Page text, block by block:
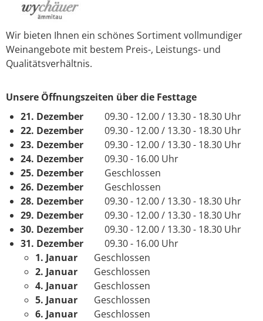
Wir bieten Ihnen ein schönes Sortiment vollmundiger
Weinangebote mit bestem Preis-, Leistungs- und
Qualitätsverhältnis.
Unsere Öffnungszeiten über die Festtage
21. Dezember 09.30 - 12.00 / 13.30 - 18.30 Uhr
22. Dezember 09.30 - 12.00 / 13.30 - 18.30 Uhr
23. Dezember 09.30 - 12.00 / 13.30 - 18.30 Uhr
24. Dezember 09.30 - 16.00 Uhr
25. Dezember Geschlossen
26. Dezember Geschlossen
28. Dezember 09.30 - 12.00 / 13.30 - 18.30 Uhr
29. Dezember 09.30 - 12.00 / 13.30 - 18.30 Uhr
30. Dezember 09.30 - 12.00 / 13.30 - 18.30 Uhr
31. Dezember 09.30 - 16.00 Uhr
1. Januar Geschlossen
2. Januar Geschlossen
4. Januar Geschlossen
5. Januar Geschlossen
6. Januar Geschlossen